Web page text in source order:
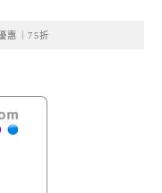
惠｜75折